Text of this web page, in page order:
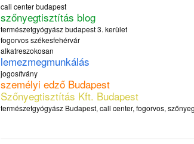
call center budapest
szőnyegtisztítás blog
természetgyógyász budapest 3. kerület
fogorvos székesfehérvár
alkatreszokosan
lemezmegmunkálás
jogosítvány
személyi edző Budapest
Szőnyegtisztítás Kft. Budapest
természetgyógyász Budapest, call center, fogorvos,